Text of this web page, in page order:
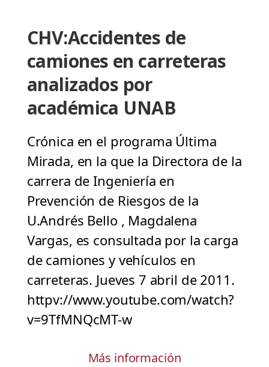
CHV:Accidentes de
camiones en carreteras
analizados por
académica UNAB
Crónica en el programa Última
Mirada, en la que la Directora de la
carrera de Ingeniería en
Prevención de Riesgos de la
U.Andrés Bello , Magdalena
Vargas, es consultada por la carga
de camiones y vehículos en
carreteras. Jueves 7 abril de 2011.
httpv://www.youtube.com/watch?
v=9TfMNQcMT-w
Más información